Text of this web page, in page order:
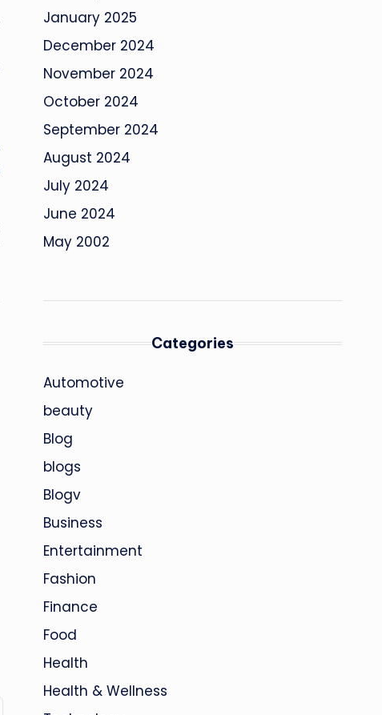
January 2025
December 2024
November 2024
October 2024
September 2024
August 2024
July 2024
June 2024
May 2002
Categories
Automotive
beauty
Blog
blogs
Blogv
Business
Entertainment
Fashion
Finance
Food
Health
Health & Wellness